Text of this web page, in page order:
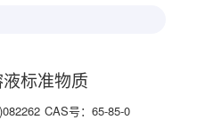
标准物质
CAS号： 65-85-0